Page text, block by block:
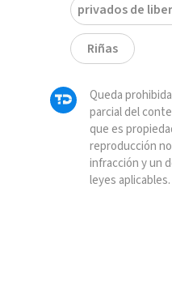
privados de
Riñas
Queda
parcial del
que es
reproducción
infracción y un
leyes aplicables.